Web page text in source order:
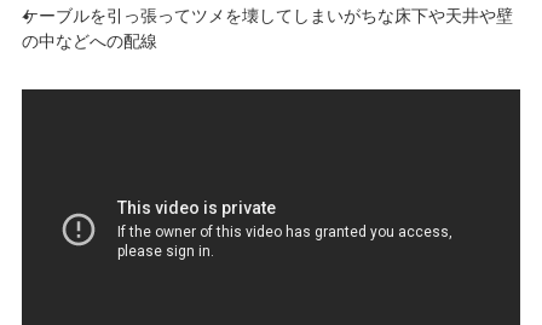
ケーブルを引っ張ってツメを壊してしまいがちな床下や天井や壁
の中などへの配線